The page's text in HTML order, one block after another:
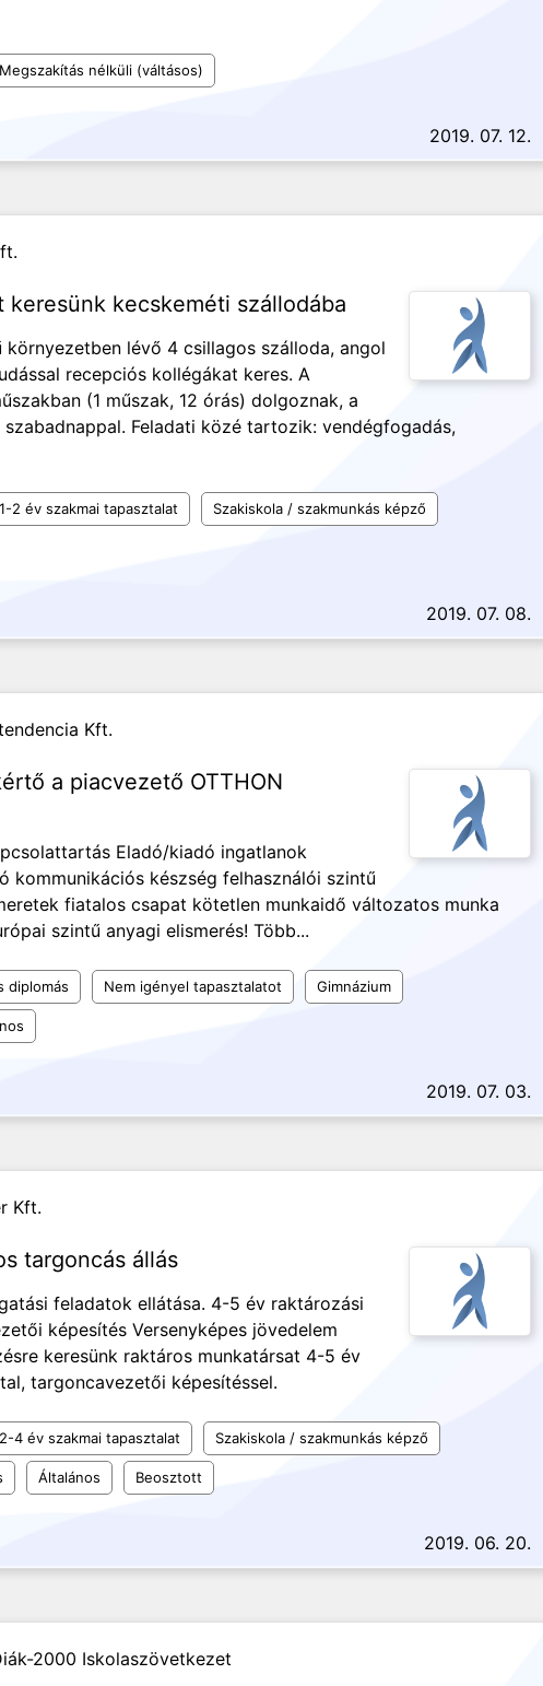
Megszakítás nélküli (váltásos)
2019. 07. 12.
keresünk kecskeméti szállodába
környezetben lévő 4 csillagos szálloda, angol
recepciós kollégákat keres. A
(1 műszak, 12 órás) dolgoznak, a
Feladati közé tartozik: vendégfogadás,
1-2 év szakmai tapasztalat Szakiskola / szakmunkás képző
2019. 07. 08.
Kft.
a piacvezető OTTHON
Eladó/kiadó ingatlanok
kommunikációs készség felhasználói szintű
fiatalos csapat kötetlen munkaidő változatos munka
szintű anyagi elismerés! Több...
diplomás Nem igényel tapasztalatot Gimnázium
2019. 07. 03.
Kft.
targoncás állás
feladatok ellátása. 4-5 év raktározási
képesítés Versenyképes jövedelem
keresünk raktáros munkatársat 4-5 év
targoncavezetői képesítéssel.
2-4 év szakmai tapasztalat Szakiskola / szakmunkás képző
Általános Beosztott
2019. 06. 20.
2000 Iskolaszövetkezet